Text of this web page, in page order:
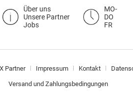
Über uns
Unsere Partner
Jobs
MO-
DO
FR
Partner Impressum Kontakt
Versand und Zahlungsbedingungen